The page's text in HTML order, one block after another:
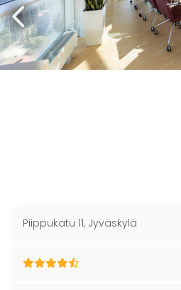
Piippukatu 11, Jyväskylä